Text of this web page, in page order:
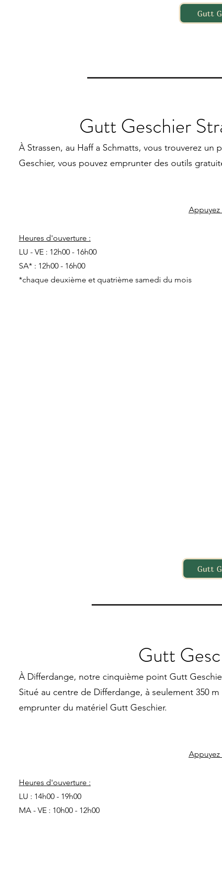
Gutt
Gutt Geschier
À Strassen, au Haff a Schmatts, vous trouverez
Geschier, vous pouvez emprunter des outils
Heures d'ouverture :
LU - VE : 12h00 - 16h00
SA* : 12h00 - 16h00
*chaque deuxième et quatrième samedi du mois
Gutt
Gutt
À Differdange, notre cinquième point Gutt
Situé au centre de Differdange, à seulement 350
emprunter du matériel Gutt Geschier.
Heures d'ouverture :
LU : 14h00 - 19h00
MA - VE : 10h00 - 12h00